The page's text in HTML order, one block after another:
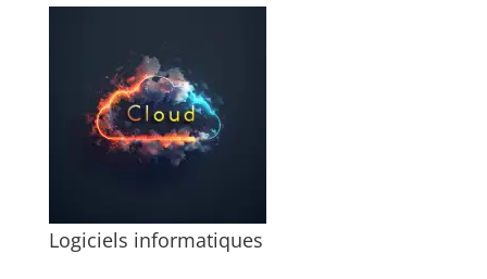
Logiciels informatiques